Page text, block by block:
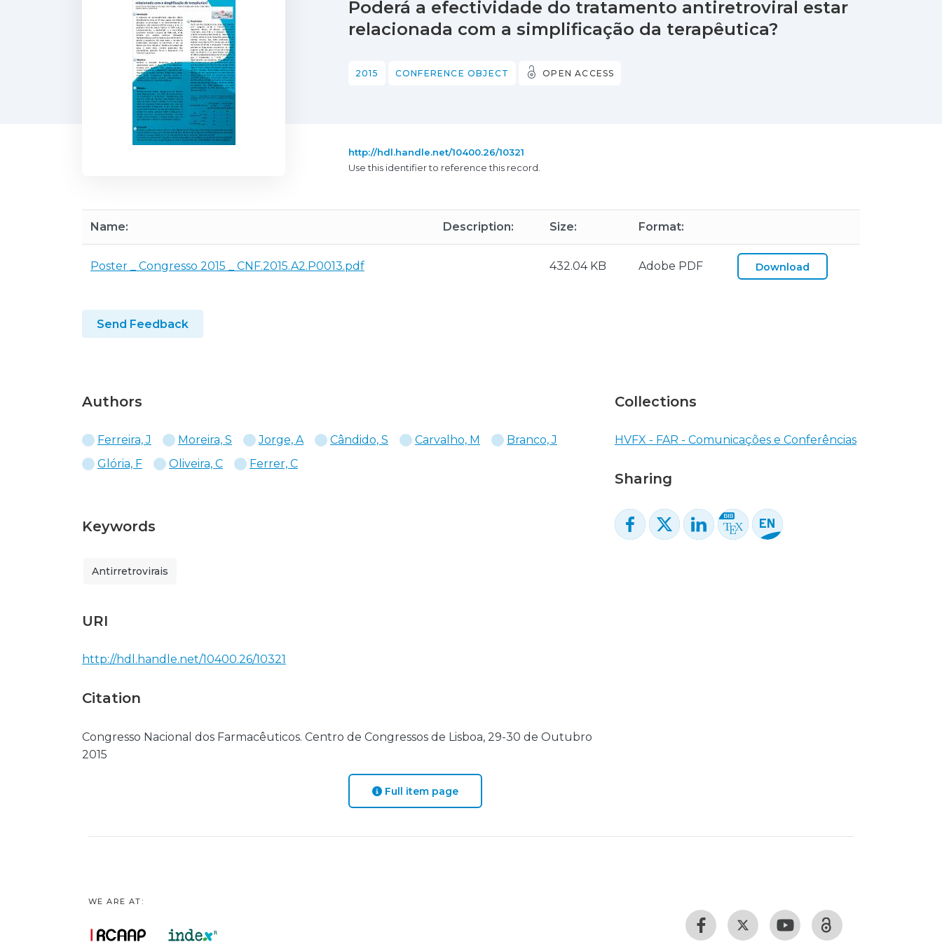
Poderá a efectividade do tratamento antiretroviral estar
relacionada com a simplificação da terapêutica?
2015 CONFERENCE OBJECT OPEN ACCESS
http://hdl.handle.net/10400.26/10321
Use this identifier to reference this record.
Name: Description: Size: Format:
Poster _ Congresso 2015 _ CNF.2015.A2.P0013.pdf 432.04 KB Adobe PDF Download
Send Feedback
Authors
Ferreira, J Moreira, S Jorge, A Cândido, S Carvalho, M
Branco, J
Glória, F
Oliveira, C Ferrer, C
Keywords
Antirretrovirais
URI
http://hdl.handle.net/10400.26/10321
Citation
Congresso Nacional dos Farmacêuticos. Centro de Congressos de Lisboa, 29-30 de Outubro
2015
Collections
HVFX - FAR - Comunicações e Conferências
Sharing
Full item page
WE ARE AT: